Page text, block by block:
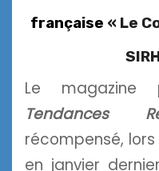
française « Le
Le magazine
Tendances
récompensé, lors
en janvier